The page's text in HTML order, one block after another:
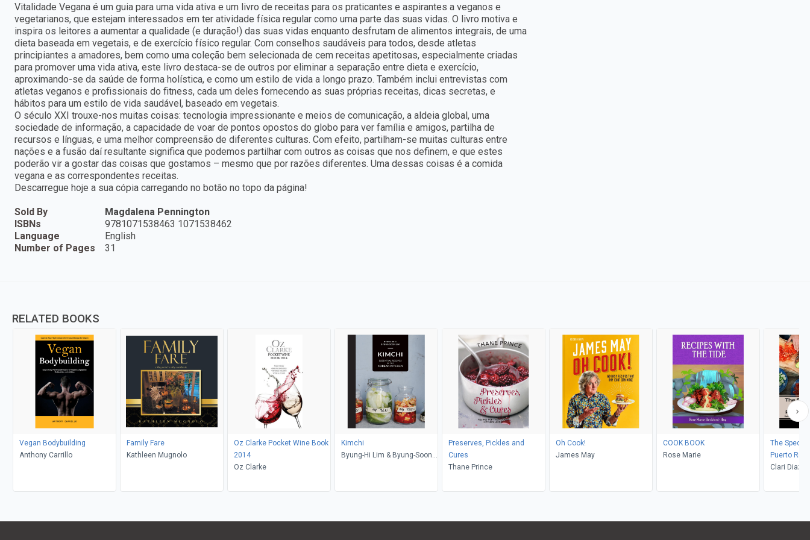
Vitalidade Vegana é um guia para uma vida ativa e um livro de receitas para os praticantes e aspirantes a veganos e
vegetarianos, que estejam interessados em ter atividade física regular como uma parte das suas vidas. O livro motiva e
inspira os leitores a aumentar a qualidade (e duração!) das suas vidas enquanto desfrutam de alimentos integrais, de uma
dieta baseada em vegetais, e de exercício físico regular. Com conselhos saudáveis para todos, desde atletas
principiantes a amadores, bem como uma coleção bem selecionada de cem receitas apetitosas, especialmente criadas
para promover uma vida ativa, este livro destaca-se de outros por eliminar a separação entre dieta e exercício,
aproximando-se da saúde de forma holística, e como um estilo de vida a longo prazo. Também inclui entrevistas com
atletas veganos e profissionais do fitness, cada um deles fornecendo as suas próprias receitas, dicas secretas, e
hábitos para um estilo de vida saudável, baseado em vegetais.
O século XXI trouxe-nos muitas coisas: tecnologia impressionante e meios de comunicação, a aldeia global, uma
sociedade de informação, a capacidade de voar de pontos opostos do globo para ver família e amigos, partilha de
recursos e línguas, e uma melhor compreensão de diferentes culturas. Com efeito, partilham-se muitas culturas entre
nações e a fusão daí resultante significa que podemos partilhar com outros as coisas que nos definem, e que estes
poderão vir a gostar das coisas que gostamos – mesmo que por razões diferentes. Uma dessas coisas é a comida
vegana e as correspondentes receitas.
Descarregue hoje a sua cópia carregando no botão no topo da página!
Sold By
Magdalena Pennington
ISBNs
9781071538463 1071538462
Language
English
Number of Pages
31
RELATED BOOKS
Vegan Bodybuilding
Anthony Carrillo
Family Fare
Kathleen Mugnolo
Oz Clarke Pocket Wine Book
2014
Oz Clarke
Kimchi
Byung-Hi Lim & Byung-Soon
Preserves, Pickles and
Cures
Thane Prince
Oh Cook!
James May
COOK BOOK
Rose Marie
The
Puerto
Clari Diaz